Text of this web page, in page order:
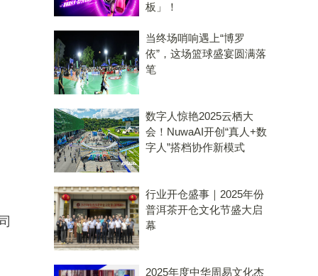
板」！
当终场哨响遇上“博罗
依”，这场篮球盛宴圆满落
笔
数字人惊艳2025云栖大
会！NuwaAI开创“真人+数
字人”搭档协作新模式
行业开仓盛事｜2025年份
普洱茶开仓文化节盛大启
幕
2025年度中华周易文化杰